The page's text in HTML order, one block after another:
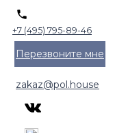
+7 (495) 795-89-46
Перезвоните мне
zakaz@pol.house